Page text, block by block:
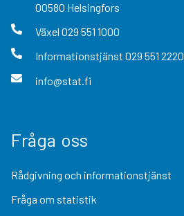
00580 Helsingfors
Växel 029 551 1000
Informationstjänst 029 551 2220
info@stat.fi
Fråga oss
Rådgivning och informationstjänst
Fråga om statistik